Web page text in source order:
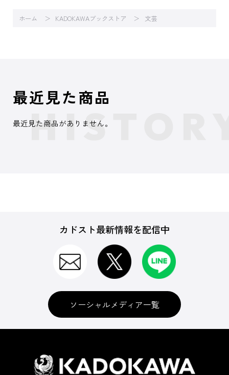
ホーム KADOKAWAブックストア 文芸
最近見た商品
最近見た商品がありません。
カドスト最新情報を配信中
ソーシャルメディア一覧